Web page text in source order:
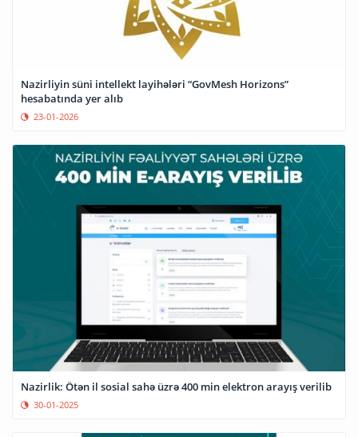
Nazirliyin süni intellekt layihələri “GovMesh Horizons”
hesabatında yer alıb
23-01-2026
Nazirlik: Ötən il sosial sahə üzrə 400 min elektron arayış verilib
30-01-2025